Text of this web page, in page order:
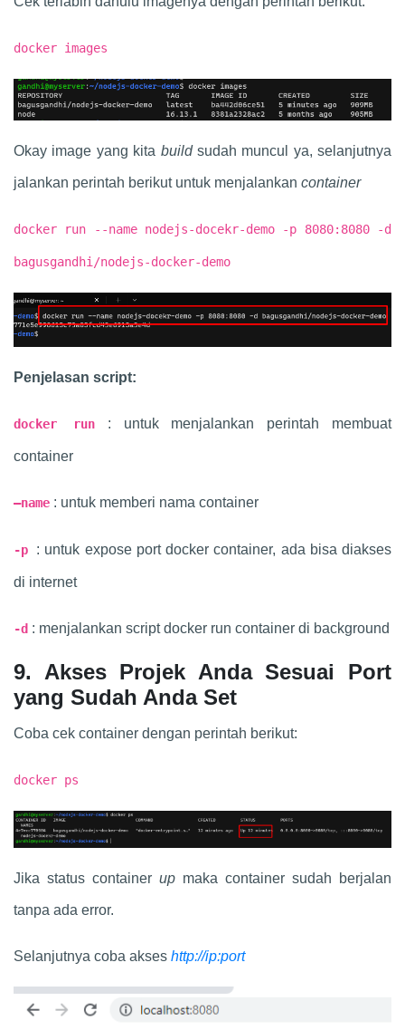
docker images
Okay image yang kita build sudah muncul ya, selanjutnya
jalankan perintah berikut untuk menjalankan container
docker run --name nodejs-docekr-demo -p 8080:8080 -d
bagusgandhi/nodejs-docker-demo
Penjelasan script:
docker run : untuk menjalankan perintah membuat
container
–name : untuk memberi nama container
-p : untuk expose port docker container, ada bisa diakses
di internet
-d : menjalankan script docker run container di background
9. Akses Projek Anda Sesuai Port
yang Sudah Anda Set
Coba cek container dengan perintah berikut:
docker ps
Jika status container up maka container sudah berjalan
tanpa ada error.
Selanjutnya coba akses http://ip:port